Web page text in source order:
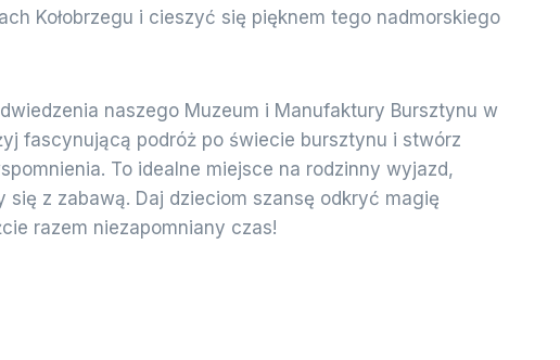
Kołobrzegu i cieszyć się pięknem tego nadmorskiego
naszego Muzeum i Manufaktury Bursztynu w
fascynującą podróż po świecie bursztynu i stwórz
To idealne miejsce na rodzinny wyjazd,
się z zabawą. Daj dzieciom szansę odkryć magię
razem niezapomniany czas!